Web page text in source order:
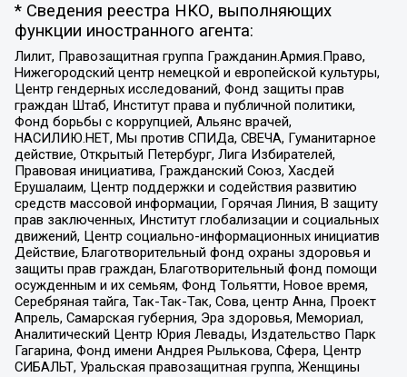
* Сведения реестра НКО, выполняющих
функции иностранного агента:
Лилит, Правозащитная группа Гражданин.Армия.Право,
Нижегородский центр немецкой и европейской культуры,
Центр гендерных исследований, Фонд защиты прав
граждан Штаб, Институт права и публичной политики,
Фонд борьбы с коррупцией, Альянс врачей,
НАСИЛИЮ.НЕТ, Мы против СПИДа, СВЕЧА, Гуманитарное
действие, Открытый Петербург, Лига Избирателей,
Правовая инициатива, Гражданский Союз, Хасдей
Ерушалаим, Центр поддержки и содействия развитию
средств массовой информации, Горячая Линия, В защиту
прав заключенных, Институт глобализации и социальных
движений, Центр социально-информационных инициатив
Действие, Благотворительный фонд охраны здоровья и
защиты прав граждан, Благотворительный фонд помощи
осужденным и их семьям, Фонд Тольятти, Новое время,
Серебряная тайга, Так-Так-Так, Сова, центр Анна, Проект
Апрель, Самарская губерния, Эра здоровья, Мемориал,
Аналитический Центр Юрия Левады, Издательство Парк
Гагарина, Фонд имени Андрея Рылькова, Сфера, Центр
СИБАЛЬТ, Уральская правозащитная группа, Женщины